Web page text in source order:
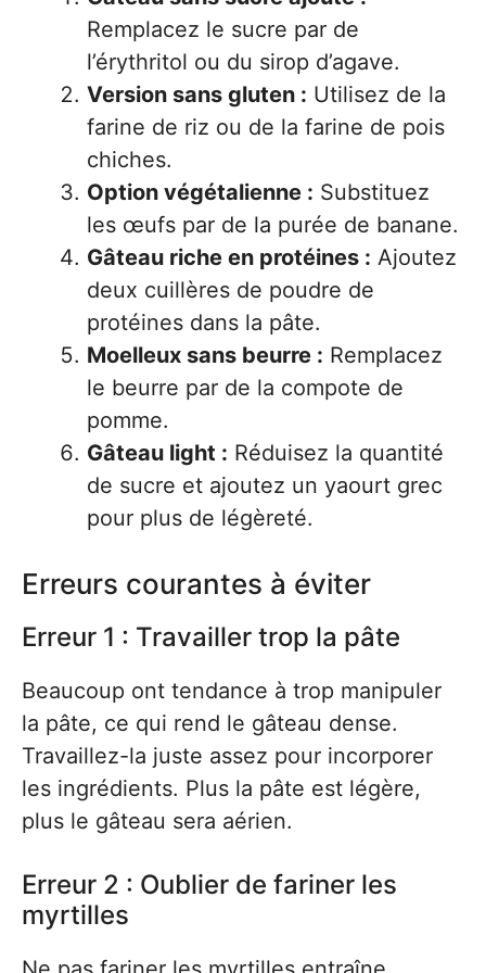
Remplacez le sucre par de
l’érythritol ou du sirop d’agave.
Version sans gluten : Utilisez de la
farine de riz ou de la farine de pois
chiches.
Option végétalienne : Substituez
les œufs par de la purée de banane.
Gâteau riche en protéines : Ajoutez
deux cuillères de poudre de
protéines dans la pâte.
Moelleux sans beurre : Remplacez
le beurre par de la compote de
pomme.
Gâteau light : Réduisez la quantité
de sucre et ajoutez un yaourt grec
pour plus de légèreté.
Erreurs courantes à éviter
Erreur 1 : Travailler trop la pâte
Beaucoup ont tendance à trop manipuler
la pâte, ce qui rend le gâteau dense.
Travaillez-la juste assez pour incorporer
les ingrédients. Plus la pâte est légère,
plus le gâteau sera aérien.
Erreur 2 : Oublier de fariner les
myrtilles